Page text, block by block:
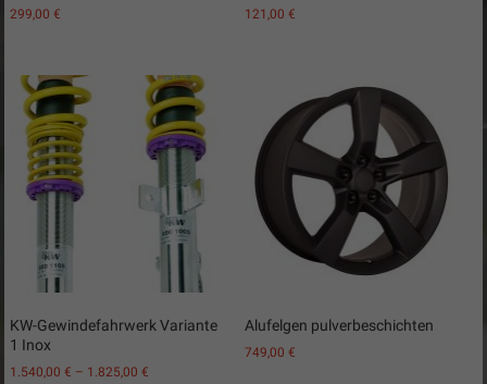
299,00 € 121,00 €
KW-Gewindefahrwerk Variante
1 Inox
1.540,00 € – 1.825,00 €
Alufelgen pulverbeschichten
749,00 €